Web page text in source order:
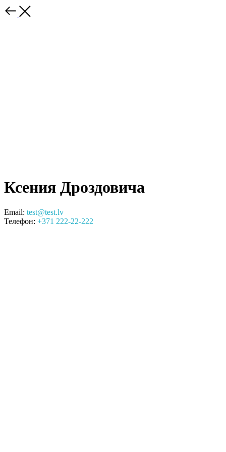
Ксения Дроздовича
Email: test@test.lv
Телефон: +371 222-22-222